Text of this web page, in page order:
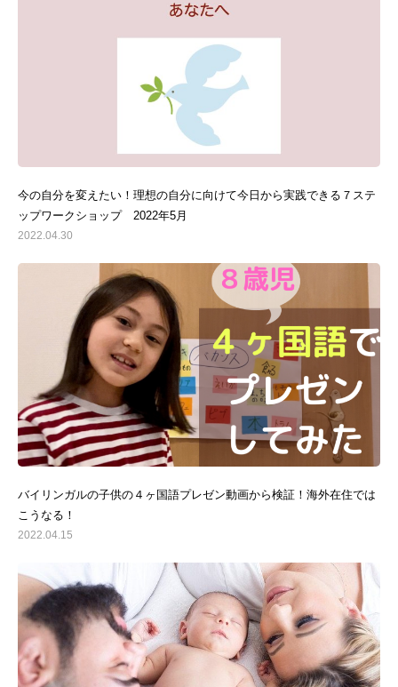
今の自分を変えたい！理想の自分に向けて今日から実践できる７ステ
ップワークショップ 2022年5月
2022.04.30
バイリンガルの子供の４ヶ国語プレゼン動画から検証！海外在住では
こうなる！
2022.04.15